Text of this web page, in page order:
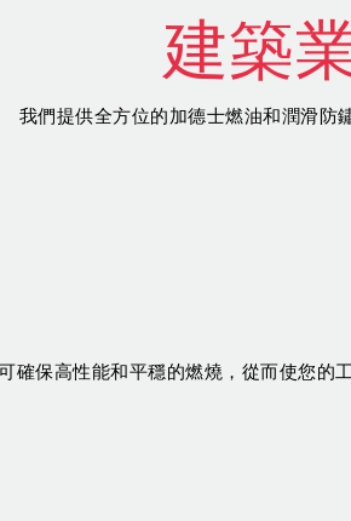
建築
我們提供全方位的加德士燃油和潤滑防
確保高性能和平穩的燃燒，從而使您的